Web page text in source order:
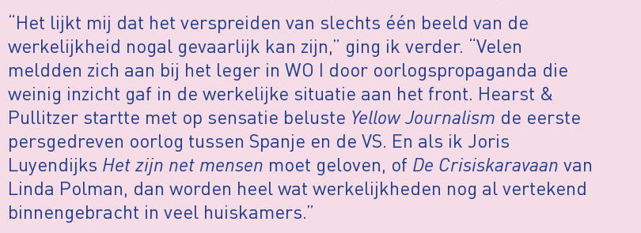
“Het lijkt mij dat het verspreiden van slechts één beeld van de
werkelijkheid nogal gevaarlijk kan zijn,” ging ik verder. “Velen
meldden zich aan bij het leger in WO I door oorlogspropaganda die
weinig inzicht gaf in de werkelijke situatie aan het front. Hearst &
Pullitzer startte met op sensatie beluste Yellow Journalism de eerste
persgedreven oorlog tussen Spanje en de VS. En als ik Joris
Luyendijks Het zijn net mensen moet geloven, of De Crisiskaravaan van
Linda Polman, dan worden heel wat werkelijkheden nog al vertekend
binnengebracht in veel huiskamers.”